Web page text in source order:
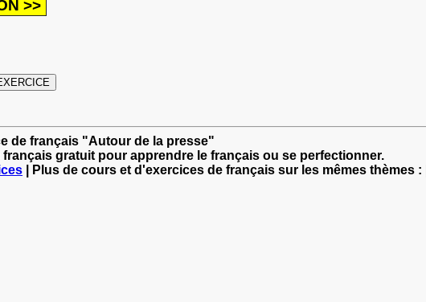
de français "Autour de la presse"
français gratuit pour apprendre le français ou se perfectionner.
| Plus de cours et d'exercices de français sur les mêmes thèmes : |